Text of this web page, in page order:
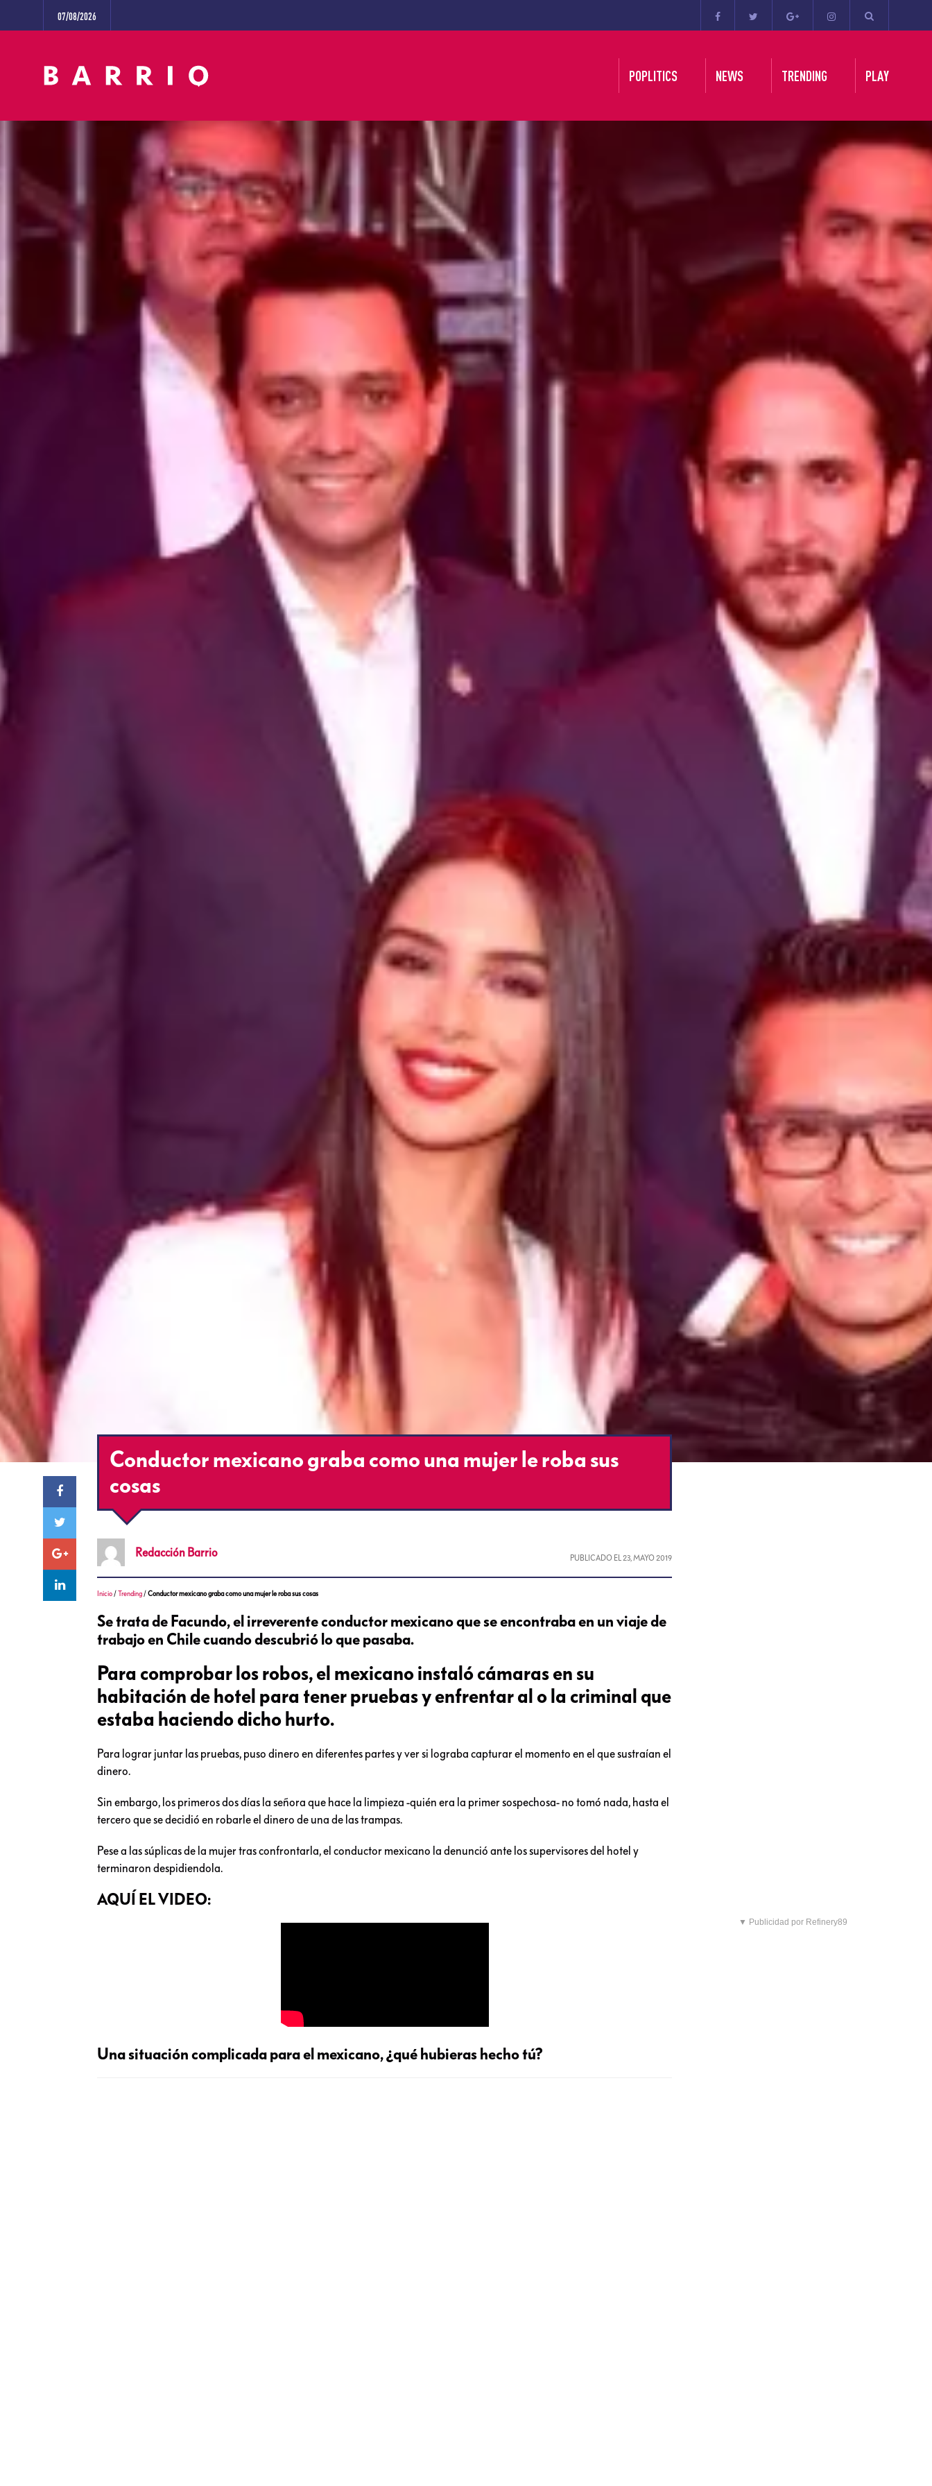
07/08/2026
POPLITICS NEWS TRENDING PLAY
Conductor mexicano graba como una mujer le roba sus
cosas
Redacción Barrio PUBLICADO EL 23, MAYO 2019
Inicio /Trending /Conductor mexicano graba como una mujer le roba sus cosas
Se trata de Facundo, el irreverente conductor mexicano que se encontraba en un viaje de
trabajo en Chile cuando descubrió lo que pasaba.
Para comprobar los robos, el mexicano instaló cámaras en su
habitación de hotel para tener pruebas y enfrentar al o la criminal que
estaba haciendo dicho hurto.
Para lograr juntar las pruebas, puso dinero en diferentes partes y ver si lograba capturar el momento en el que sustraían el
dinero.
Sin embargo, los primeros dos días la señora que hace la limpieza -quién era la primer sospechosa- no tomó nada, hasta el
tercero que se decidió en robarle el dinero de una de las trampas.
Pese a las súplicas de la mujer tras confrontarla, el conductor mexicano la denunció ante los supervisores del hotel y
terminaron despidiendola.
AQUÍ EL VIDEO:
Una situación complicada para el mexicano, ¿qué hubieras hecho tú?
▼ Publicidad por Refinery89